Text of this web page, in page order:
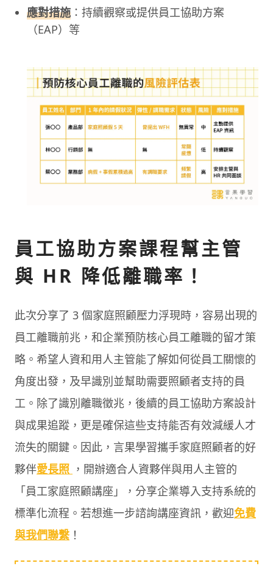
應對措施 ：持續觀察或提供員工協助方案
（EAP）等
員工協助方案課程幫主管
與 HR 降低離職率！
此次分享了 3 個家庭照顧壓力浮現時，容易出現的
員工離職前兆，和企業預防核心員工離職的留才策
略。希望人資和用人主管能了解如何從員工關懷的
角度出發，及早識別並幫助需要照顧者支持的員
工。除了識別離職徵兆，後續的員工協助方案設計
與成果追蹤，更是確保這些支持能否有效減緩人才
流失的關鍵。因此，言果學習攜手家庭照顧者的好
夥伴愛長照 ，開辦適合人資夥伴與用人主管的
「員工家庭照顧講座」，分享企業導入支持系統的
標準化流程。若想進一步諮詢講座資訊，歡迎免費
與我們聯繫！